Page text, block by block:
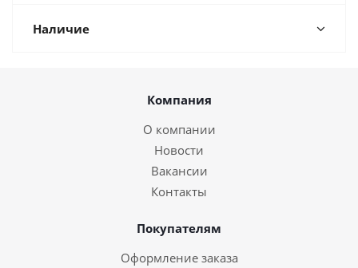
Наличие
Компания
О компании
Новости
Вакансии
Контакты
Покупателям
Оформление заказа